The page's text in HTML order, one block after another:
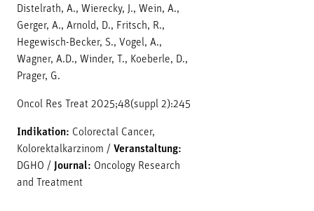
Distelrath, A., Wierecky, J., Wein, A.,
Gerger, A., Arnold, D., Fritsch, R.,
Hegewisch-Becker, S., Vogel, A.,
Wagner, A.D., Winder, T., Koeberle, D.,
Prager, G.
Oncol Res Treat 2025;48(suppl 2):245
Indikation: Colorectal Cancer,
Kolorektalkarzinom / Veranstaltung:
DGHO / Journal: Oncology Research
and Treatment